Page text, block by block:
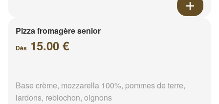
Pizza fromagère senior
Dès 15.00 €
Base crème, mozzarella 100%, pommes de terre,
lardons, reblochon, oignons